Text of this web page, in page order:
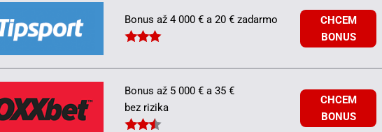
Bonus až 4 000 € a 20 € zadarmo
CHCEM
BONUS
Bonus až 5 000 € a 35 €
bez rizika
CHCEM
BONUS